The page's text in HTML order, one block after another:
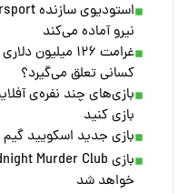
نیرو آماده می‌کند
کسانی تعلق می‌گیرد؟
بازی‌های چند نفره‌ی
بازی کنید
بازی جدید اسکویید
خواهد شد